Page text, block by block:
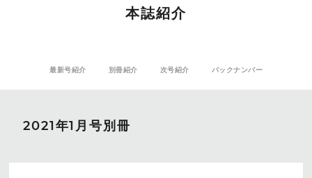
本誌紹介
最新号紹介 別冊紹介 次号紹介 バックナンバー
2021年1月号別冊